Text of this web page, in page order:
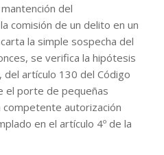
del
comisión de un delito en un
la simple sospecha del
se verifica la hipótesis
artículo 130 del Código
el porte de pequeñas
autorización
en el artículo 4º de la